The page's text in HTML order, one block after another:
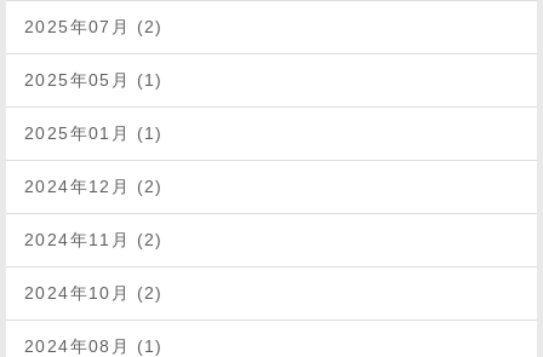
2025年07月 (2)
2025年05月 (1)
2025年01月 (1)
2024年12月 (2)
2024年11月 (2)
2024年10月 (2)
2024年08月 (1)